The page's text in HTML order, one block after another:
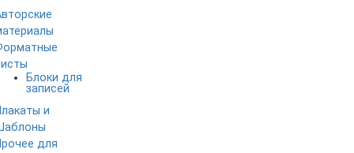
Блоки для
записей
и
для